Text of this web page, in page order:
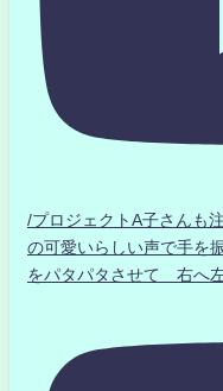
/プロジェクトA子さん
の可愛いらしい声で手を
をパタパタさせて 右へ